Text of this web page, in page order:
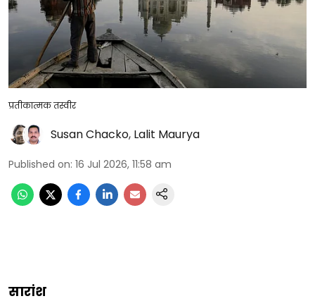
प्रतीकात्मक तस्वीर
Susan Chacko, Lalit Maurya
Published on: 16 Jul 2026, 11:58 am
सारांश